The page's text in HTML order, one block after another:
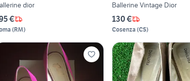
dior
€
(RM)
Ballerine Vintage Dior
130 €
Cosenza (CS)